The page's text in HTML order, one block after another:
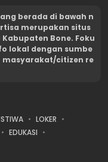
berada di bawah n
merupakan situs
Bone. Foku
lokal dengan sumbe
citizen re
LOKER
EDUKASI